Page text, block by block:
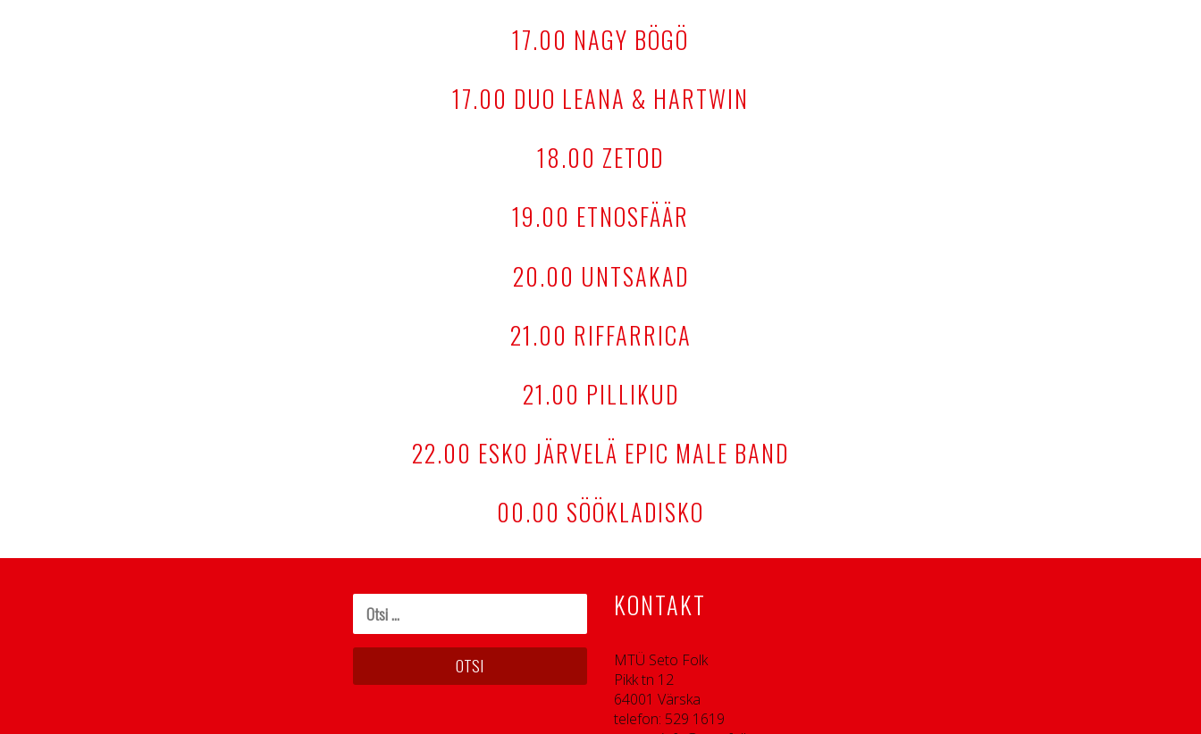
17.00 NAGY BÖGÖ
17.00 DUO LEANA & HARTWIN
18.00 ZETOD
19.00 ETNOSFÄÄR
20.00 UNTSAKAD
21.00 RIFFARRICA
21.00 PILLIKUD
22.00 ESKO JÄRVELÄ EPIC MALE BAND
00.00 SÖÖKLADISKO
KONTAKT
MTÜ Seto Folk
Pikk tn 12
64001 Värska
telefon: 529 1619